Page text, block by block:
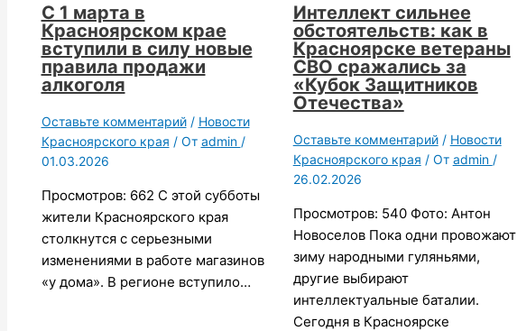
С 1 марта в
Красноярском крае
вступили в силу новые
правила продажи
алкоголя
Оставьте комментарий / Новости
Красноярского края / От admin /
01.03.2026
Просмотров: 662 С этой субботы
жители Красноярского края
столкнутся с серьезными
изменениями в работе магазинов
«у дома». В регионе вступило…
Интеллект сильнее
обстоятельств: как в
Красноярске ветераны
СВО сражались за
«Кубок Защитников
Отечества»
Оставьте комментарий / Новости
Красноярского края / От admin /
26.02.2026
Просмотров: 540 Фото: Антон
Новоселов Пока одни провожают
зиму народными гуляньями,
другие выбирают
интеллектуальные баталии.
Сегодня в Красноярске